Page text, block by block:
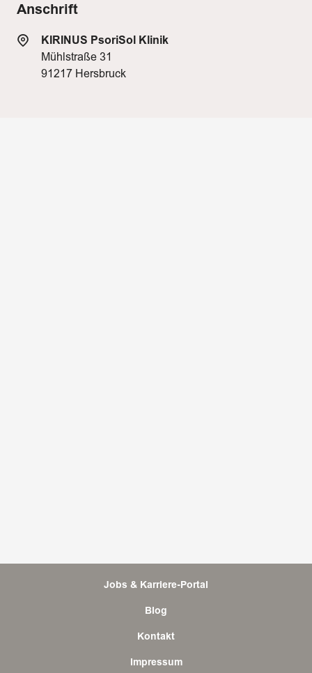
Anschrift
KIRINUS PsoriSol Klinik
Mühlstraße 31
91217 Hersbruck
Jobs & Karriere-Portal
Blog
Kontakt
Impressum